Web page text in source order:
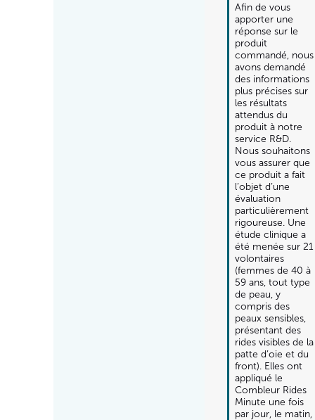
Afin de vous
apporter une
réponse sur le
produit
commandé, nous
avons demandé
des informations
plus précises sur
les résultats
attendus du
produit à notre
service R&D.
Nous souhaitons
vous assurer que
ce produit a fait
l’objet d’une
évaluation
particulièrement
rigoureuse. Une
étude clinique a
été menée sur 21
volontaires
(femmes de 40 à
59 ans, tout type
de peau, y
compris des
peaux sensibles,
présentant des
rides visibles de la
patte d’oie et du
front). Elles ont
appliqué le
Combleur Rides
Minute une fois
par jour, le matin,